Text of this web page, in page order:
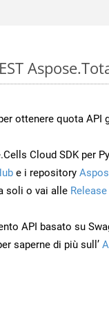
ottenere quota API
Cloud SDK per
e i repository
soli o vai alle Release
API basato su
saperne di più sull’